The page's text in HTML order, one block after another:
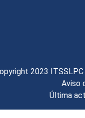
2023
Aviso
Última